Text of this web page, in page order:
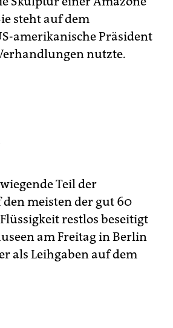
steht auf dem
amerikanische Präsident
nutzte.
Teil der
meisten der gut 60
restlos beseitigt
am Freitag in Berlin
als Leihgaben auf dem